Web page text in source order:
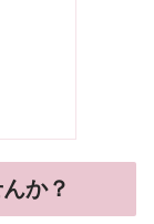
か？